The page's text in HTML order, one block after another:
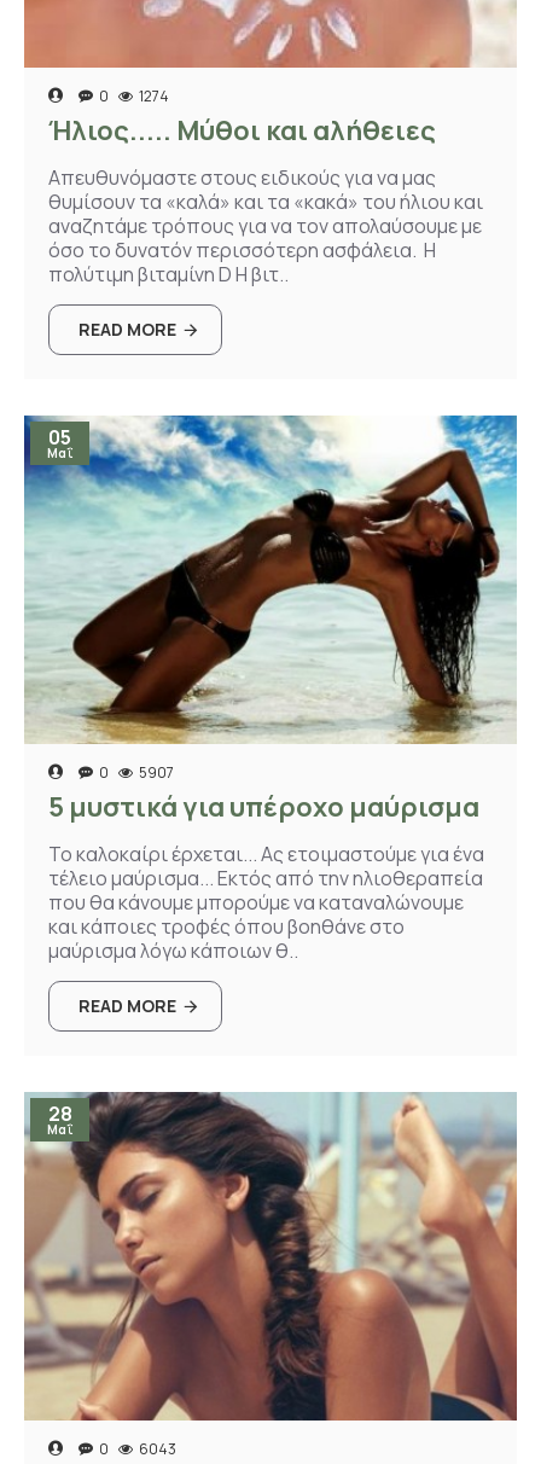
0 1274
Ήλιος..... Μύθοι και αλήθειες
Απευθυνόμαστε στους ειδικούς για να μας
θυμίσουν τα «καλά» και τα «κακά» του ήλιου και
αναζητάμε τρόπους για να τον απολαύσουμε με
όσο το δυνατόν περισσότερη ασφάλεια. Η
πολύτιμη βιταμίνη D Η βιτ..
READ MORE
05
Μαΐ
0 5907
5 μυστικά για υπέροχο μαύρισμα
Το καλοκαίρι έρχεται... Ας ετοιμαστούμε για ένα
τέλειο μαύρισμα... Εκτός από την ηλιοθεραπεία
που θα κάνουμε μπορούμε να καταναλώνουμε
και κάποιες τροφές όπου βοηθάνε στο
μαύρισμα λόγω κάποιων θ..
READ MORE
28
Μαΐ
0 6043